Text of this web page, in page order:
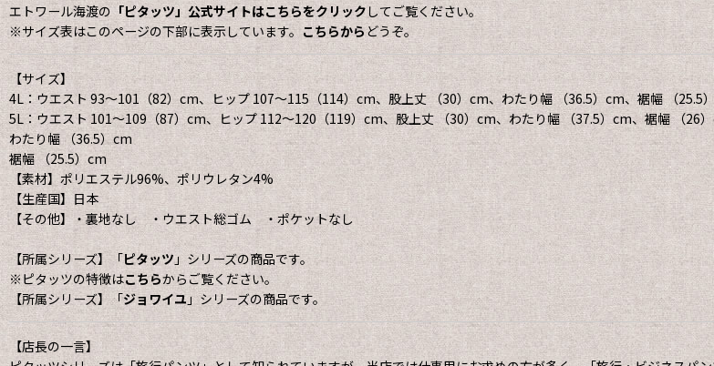
エトワール海渡の「ピタッツ」公式サイトはこちらをクリック してご覧ください。
※サイズ表はこのページの下部に表示しています。 こちらからどうぞ。
【サイズ】
4L：ウエスト 93〜101（82）cm、ヒップ 107〜115（114）cm、股上丈 （30）cm、わたり幅 （36.5）cm、裾幅 （25.5
5L：ウエスト 101〜109（87）cm、ヒップ 112〜120（119）cm、股上丈 （30）cm、わたり幅 （37.5）cm、裾幅 （26
わたり幅 （36.5）cm
裾幅 （25.5）cm
【素材】ポリエステル96%、ポリウレタン4%
【生産国】日本
【その他】・裏地なし ・ウエスト総ゴム ・ポケットなし
【所属シリーズ】「ピタッツ」シリーズの商品です。
※ピタッツの特徴はこちらからご覧ください。
【所属シリーズ】「ジョワイユ 」シリーズの商品です。
【店長の一言】